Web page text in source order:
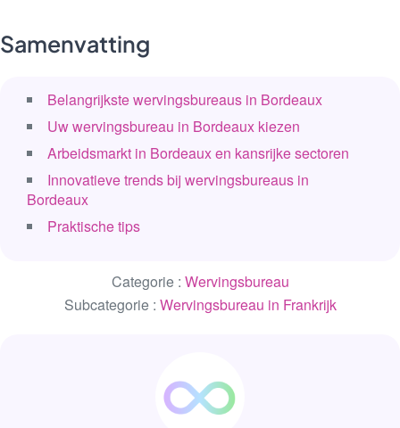
Samenvatting
Belangrijkste wervingsbureaus in Bordeaux
Uw wervingsbureau in Bordeaux kiezen
Arbeidsmarkt in Bordeaux en kansrijke sectoren
Innovatieve trends bij wervingsbureaus in
Bordeaux
Praktische tips
Categorie : Wervingsbureau
Subcategorie : Wervingsbureau in Frankrijk